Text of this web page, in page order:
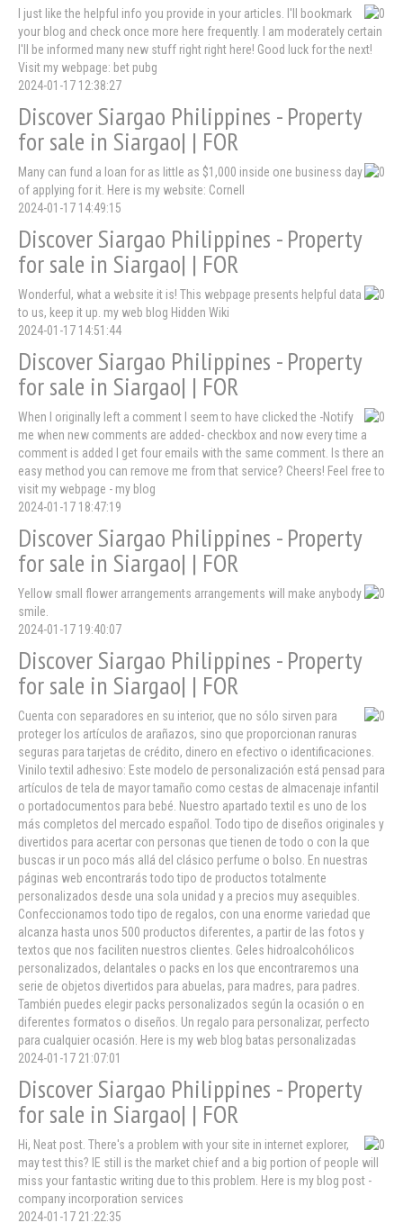
I just like the helpful info you provide in your articles. I'll bookmark
your blog and check once more here frequently. I am moderately certain
I'll be informed many new stuff right right here! Good luck for the next!
Visit my webpage: bet pubg
2024-01-17 12:38:27
Discover Siargao Philippines - Property
for sale in Siargao| | FOR
Many can fund a loan for as little as $1,000 inside one business day
of applying for it. Here is my website: Cornell
2024-01-17 14:49:15
Discover Siargao Philippines - Property
for sale in Siargao| | FOR
Wonderful, what a website it is! This webpage presents helpful data
to us, keep it up. my web blog Hidden Wiki
2024-01-17 14:51:44
Discover Siargao Philippines - Property
for sale in Siargao| | FOR
When I originally left a comment I seem to have clicked the -Notify
me when new comments are added- checkbox and now every time a
comment is added I get four emails with the same comment. Is there an
easy method you can remove me from that service? Cheers! Feel free to
visit my webpage - my blog
2024-01-17 18:47:19
Discover Siargao Philippines - Property
for sale in Siargao| | FOR
Yellow small flower arrangements arrangements will make anybody
smile.
2024-01-17 19:40:07
Discover Siargao Philippines - Property
for sale in Siargao| | FOR
Cuenta con separadores en su interior, que no sólo sirven para
proteger los artículos de arañazos, sino que proporcionan ranuras
seguras para tarjetas de crédito, dinero en efectivo o identificaciones.
Vinilo textil adhesivo: Este modelo de personalización está pensad para
artículos de tela de mayor tamaño como cestas de almacenaje infantil
o portadocumentos para bebé. Nuestro apartado textil es uno de los
más completos del mercado español. Todo tipo de diseños originales y
divertidos para acertar con personas que tienen de todo o con la que
buscas ir un poco más allá del clásico perfume o bolso. En nuestras
páginas web encontrarás todo tipo de productos totalmente
personalizados desde una sola unidad y a precios muy asequibles.
Confeccionamos todo tipo de regalos, con una enorme variedad que
alcanza hasta unos 500 productos diferentes, a partir de las fotos y
textos que nos faciliten nuestros clientes. Geles hidroalcohólicos
personalizados, delantales o packs en los que encontraremos una
serie de objetos divertidos para abuelas, para madres, para padres.
También puedes elegir packs personalizados según la ocasión o en
diferentes formatos o diseños. Un regalo para personalizar, perfecto
para cualquier ocasión. Here is my web blog batas personalizadas
2024-01-17 21:07:01
Discover Siargao Philippines - Property
for sale in Siargao| | FOR
Hi, Neat post. There's a problem with your site in internet explorer,
may test this? IE still is the market chief and a big portion of people will
miss your fantastic writing due to this problem. Here is my blog post -
company incorporation services
2024-01-17 21:22:35